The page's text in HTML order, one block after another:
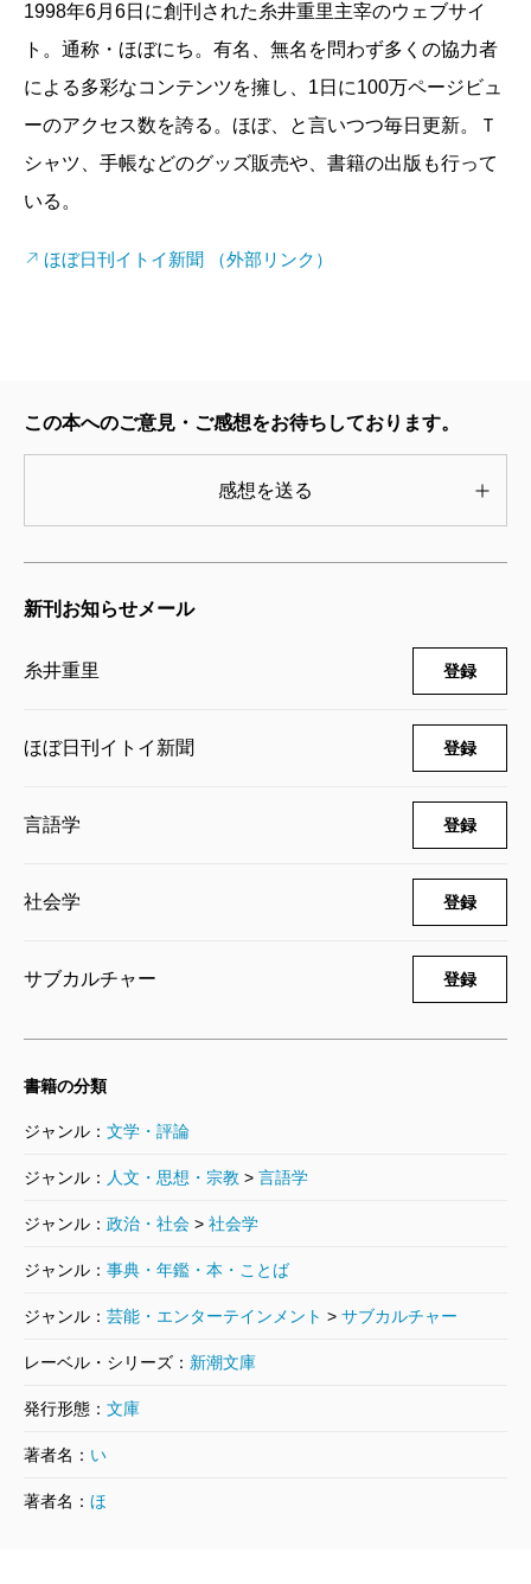
でも使われない言葉がこんなにある。しかも、カ
イシャ社会でも、最初は冗談めかして使っていた
はずの言葉が、普通に使われるようになってい
る。これは、日本社会の構造そのものを示してい
ると思いますね。
じつは、僕は「オトナ語」を使えないんですよ。
きが良いのならと、始める前からこれは100％い
ける企画だ、と自信がありました。
――糸井さんが生み出した読者参加型のコトバ遊
びというと「萬流コピー塾」がありますが、雑誌
に比べてネットでの投稿の手応えはどうでした
か。
いたほど面白い読者投稿というのは来なかったん
いメディアだったんでしょうね。ところがネット
がどんどん普及してきて、そうでもないぞ、とい
う感触がここ数年で出てきました。
――ネットで投稿を募る強みとは何でしょう。
入選作をいっぱい出せるということです。ネット
は、面積に値段がついていない。だから「読むの
が面倒くさいから、文章を長くするな」とは言い
ますが、「高くつくから止めろ」とは言わなくて
他に強みというと、やはり投稿母数の圧倒的な多
さですね。ほぼ日をやって気がついたことです
が、雑誌や本といった出版物は、いくら大部数で
です。ところがネットには年齢も職業も趣味も違
う本当にいろんな人が集まってくる。「本当のマ
スはネットにあった」とまでは言い切れません
んか。
それはそうです。でもダメなものは葉書投稿でも
ダメですからね。葉書の「切手を貼って郵便局に
1998年6月6日に創刊された糸井重里主宰のウェブサイ
ト。通称・ほぼにち。有名、無名を問わず多くの協力者
による多彩なコンテンツを擁し、1日に100万ページビュ
ーのアクセス数を誇る。ほぼ、と言いつつ毎日更新。Ｔ
シャツ、手帳などのグッズ販売や、書籍の出版も行って
いる。
ほぼ日刊イトイ新聞 （外部リンク）
この本へのご意見・ご感想をお待ちしております。
感想を送る
新刊お知らせメール
糸井重里 登録
ほぼ日刊イトイ新聞 登録
言語学 登録
社会学 登録
サブカルチャー 登録
書籍の分類
ジャンル： 文学・評論
ジャンル： 人文・思想・宗教 > 言語学
ジャンル： 政治・社会 > 社会学
ジャンル： 事典・年鑑・本・ことば
ジャンル： 芸能・エンターテインメント > サブカルチャー
レーベル・シリーズ： 新潮文庫
発行形態： 文庫
著者名： い
著者名： ほ